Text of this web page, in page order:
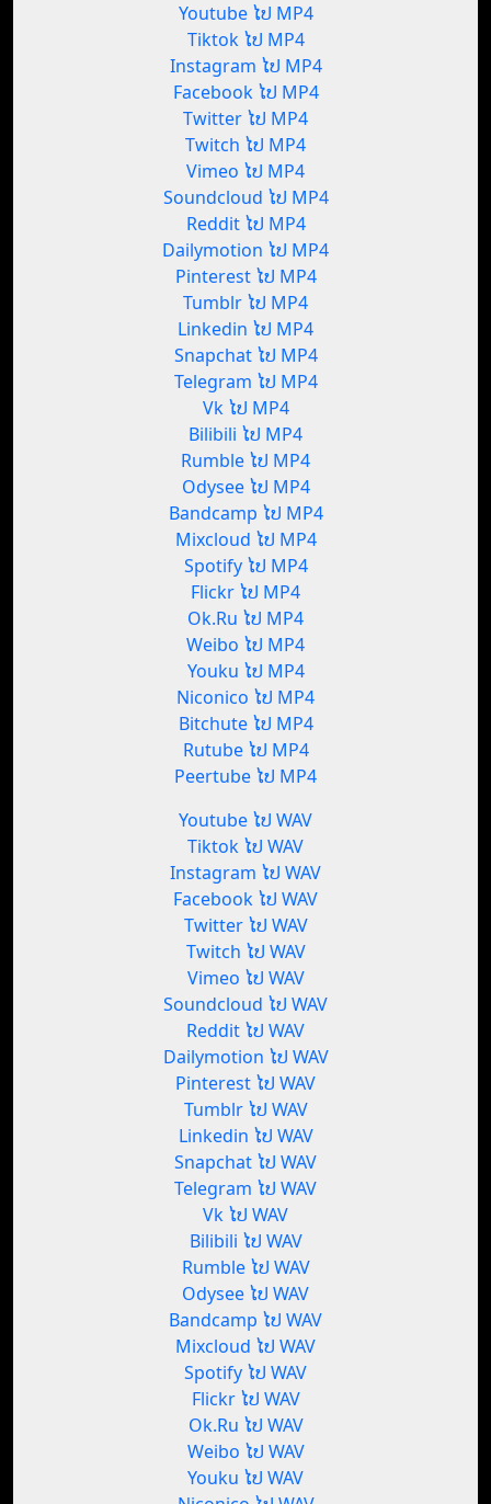
Youtube ໄປ MP4
Tiktok ໄປ MP4
Instagram ໄປ MP4
Facebook ໄປ MP4
Twitter ໄປ MP4
Twitch ໄປ MP4
Vimeo ໄປ MP4
Soundcloud ໄປ MP4
Reddit ໄປ MP4
Dailymotion ໄປ MP4
Pinterest ໄປ MP4
Tumblr ໄປ MP4
Linkedin ໄປ MP4
Snapchat ໄປ MP4
Telegram ໄປ MP4
Vk ໄປ MP4
Bilibili ໄປ MP4
Rumble ໄປ MP4
Odysee ໄປ MP4
Bandcamp ໄປ MP4
Mixcloud ໄປ MP4
Spotify ໄປ MP4
Flickr ໄປ MP4
Ok.Ru ໄປ MP4
Weibo ໄປ MP4
Youku ໄປ MP4
Niconico ໄປ MP4
Bitchute ໄປ MP4
Rutube ໄປ MP4
Peertube ໄປ MP4
Youtube ໄປ WAV
Tiktok ໄປ WAV
Instagram ໄປ WAV
Facebook ໄປ WAV
Twitter ໄປ WAV
Twitch ໄປ WAV
Vimeo ໄປ WAV
Soundcloud ໄປ WAV
Reddit ໄປ WAV
Dailymotion ໄປ WAV
Pinterest ໄປ WAV
Tumblr ໄປ WAV
Linkedin ໄປ WAV
Snapchat ໄປ WAV
Telegram ໄປ WAV
Vk ໄປ WAV
Bilibili ໄປ WAV
Rumble ໄປ WAV
Odysee ໄປ WAV
Bandcamp ໄປ WAV
Mixcloud ໄປ WAV
Spotify ໄປ WAV
Flickr ໄປ WAV
Ok.Ru ໄປ WAV
Weibo ໄປ WAV
Youku ໄປ WAV